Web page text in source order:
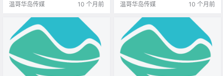
温哥华岛传媒 10 个月前
至新低The.
温哥华岛传媒 10 个月前